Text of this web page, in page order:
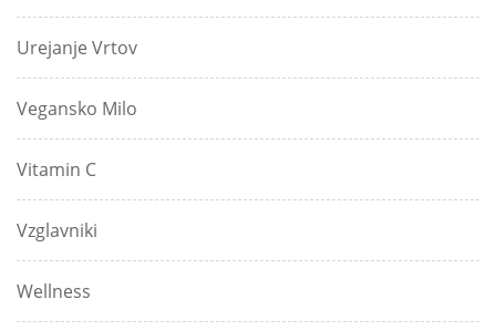
Urejanje Vrtov
Vegansko Milo
Vitamin C
Vzglavniki
Wellness